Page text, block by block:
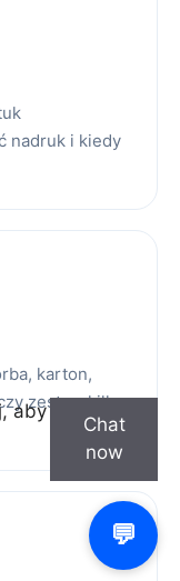
nadruk i kiedy
karton,
zestaw kilku
aby
Chat
now